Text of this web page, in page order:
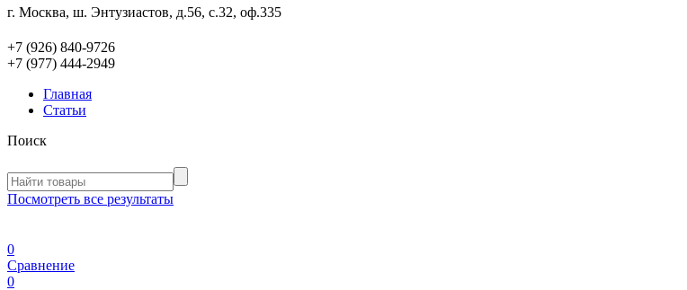
г. Москва, ш. Энтузиастов, д.56, с.32, оф.335
+7 (926) 840-9726
+7 (977) 444-2949
Главная
Статьи
Поиск
Посмотреть все результаты
0
Сравнение
0